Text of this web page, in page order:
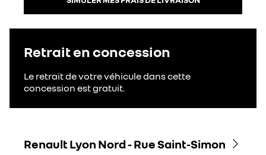
Retrait en concession
Le retrait de votre véhicule dans cette
concession est gratuit.
Renault Lyon Nord - Rue Saint-Simon